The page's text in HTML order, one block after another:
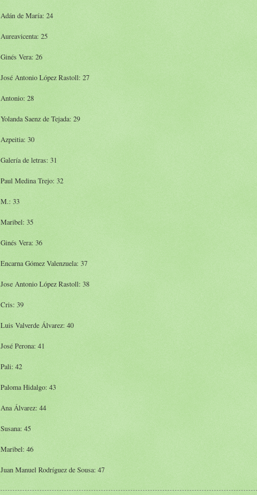
Adán de María: 24
Aureavicenta: 25
Ginés Vera: 26
José Antonio López Rastoll: 27
Antonio: 28
Yolanda Saenz de Tejada: 29
Azpeitia: 30
Galería de letras: 31
Paul Medina Trejo: 32
M.: 33
Maribel: 35
Ginés Vera: 36
Encarna Gómez Valenzuela: 37
Jose Antonio López Rastoll: 38
Cris: 39
Luis Valverde Álvarez: 40
José Perona: 41
Pali: 42
Paloma Hidalgo: 43
Ana Álvarez: 44
Susana: 45
Maribel: 46
Juan Manuel Rodríguez de Sousa: 47